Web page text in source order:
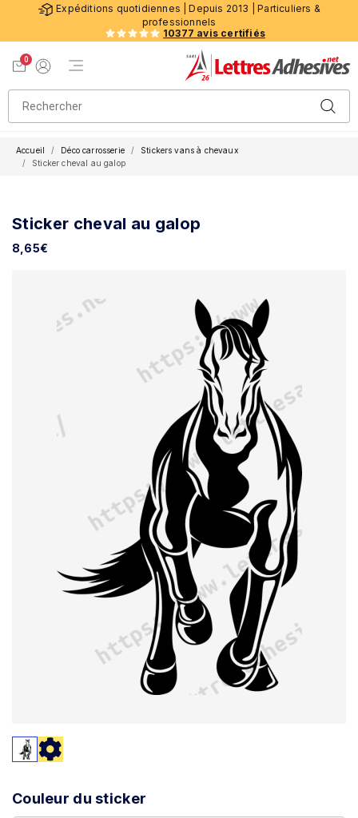
Expéditions quotidiennes | Depuis 2013 | Particuliers &
professionnels
10377 avis certifiés
0
Menu de navigation
Accueil Déco carrosserie
Stickers vans à chevaux
Sticker cheval au galop
Sticker cheval au galop
8,65€
Couleur du sticker